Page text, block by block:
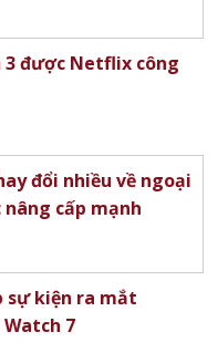
3 được Netflix công
đổi nhiều về ngoại
cấp mạnh
sự kiện ra mắt
7